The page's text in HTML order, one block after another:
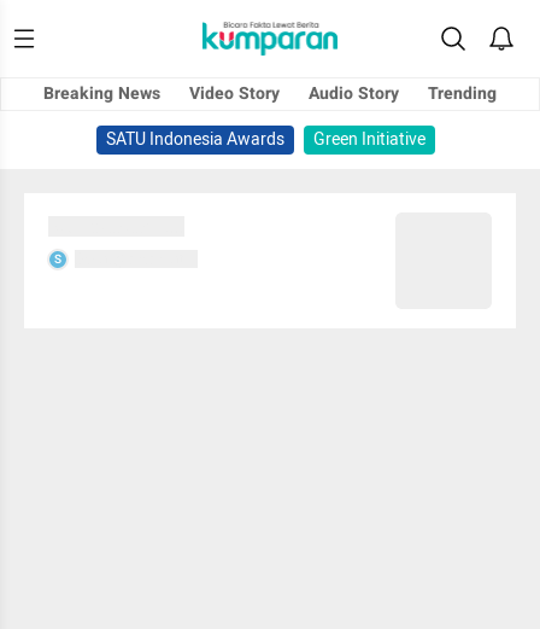
Breaking News Video Story Audio Story
Trending
SATU Indonesia Awards
Green Initiative
S